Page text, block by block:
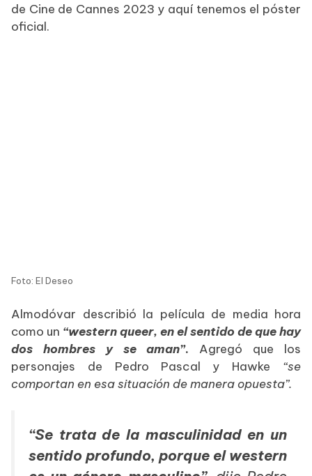
de Cine de Cannes 2023 y aquí tenemos el póster
oficial.
Foto: El Deseo
Almodóvar describió la película de media hora
como un “western queer, en el sentido de que hay
dos hombres y se aman”. Agregó que los
personajes de Pedro Pascal y Hawke “se
comportan en esa situación de manera opuesta”.
“Se trata de la masculinidad en un
sentido profundo, porque el western